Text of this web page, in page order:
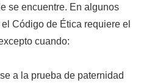
se encuentre. En algunos
Código de Ética requiere el
cuando:
a la prueba de paternidad